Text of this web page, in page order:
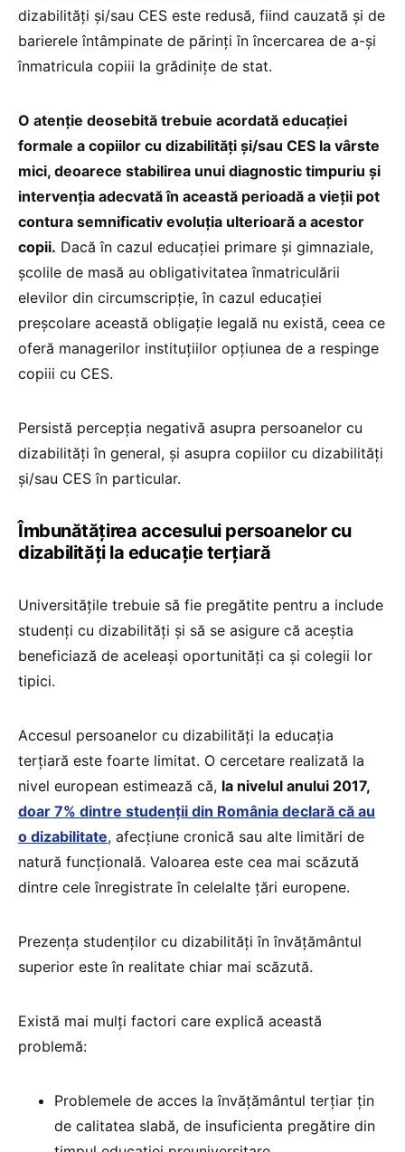
dizabilități și/sau CES este redusă, fiind cauzată și de
barierele întâmpinate de părinți în încercarea de a-și
înmatricula copiii la grădinițe de stat.
O atenție deosebită trebuie acordată educației
formale a copiilor cu dizabilități și/sau CES la vârste
mici, deoarece stabilirea unui diagnostic timpuriu și
intervenția adecvată în această perioadă a vieții pot
contura semnificativ evoluția ulterioară a acestor
copii. Dacă în cazul educației primare și gimnaziale,
școlile de masă au obligativitatea înmatriculării
elevilor din circumscripție, în cazul educației
preșcolare această obligație legală nu există, ceea ce
oferă managerilor instituțiilor opțiunea de a respinge
copiii cu CES.
Persistă percepția negativă asupra persoanelor cu
dizabilități în general, și asupra copiilor cu dizabilități
și/sau CES în particular.
Îmbunătățirea accesului persoanelor cu
dizabilități la educație terțiară
Universitățile trebuie să fie pregătite pentru a include
studenți cu dizabilități și să se asigure că aceștia
beneficiază de aceleași oportunități ca și colegii lor
tipici.
Accesul persoanelor cu dizabilități la educația
terțiară este foarte limitat. O cercetare realizată la
nivel european estimează că, la nivelul anului 2017,
doar 7% dintre studenții din România declară că au
o dizabilitate, afecțiune cronică sau alte limitări de
natură funcțională. Valoarea este cea mai scăzută
dintre cele înregistrate în celelalte țări europene.
Prezența studenților cu dizabilități în învățământul
superior este în realitate chiar mai scăzută.
Există mai mulți factori care explică această
problemă:
Problemele de acces la învățământul terțiar țin
de calitatea slabă, de insuficienta pregătire din